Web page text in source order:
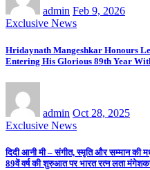
admin Feb 9, 2026
Exclusive News
Hridaynath Mangeshkar Honours
Entering His Glorious 89th Year
admin Oct 28, 2025
Exclusive News
दिदी आनी मी – संगीत, स्मृति और सम्मान की
89वें वर्ष की शुरुआत पर भारत रत्न लता